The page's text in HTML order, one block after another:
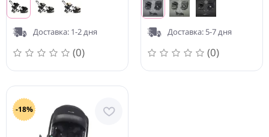
Доставка: 1-2 дня
(0)
Доставка: 5-7 дня
(0)
-18%